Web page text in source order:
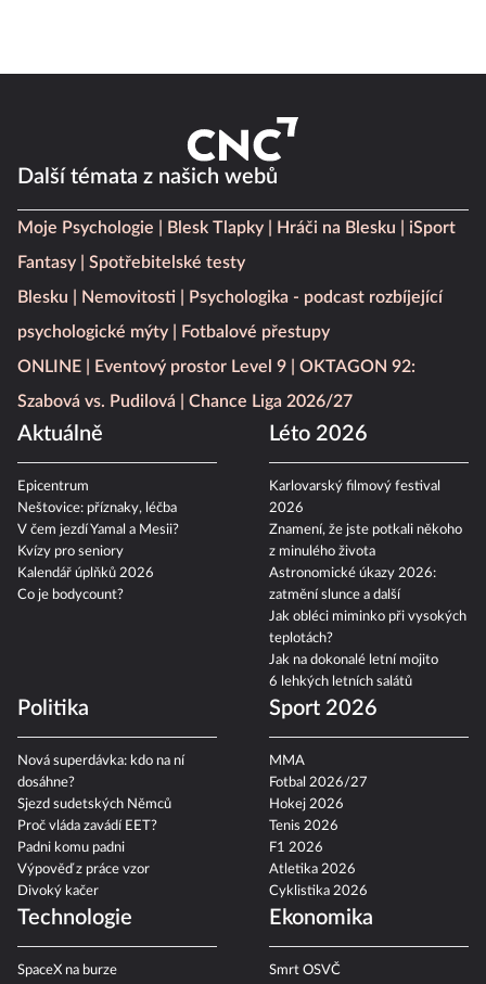
Další témata z našich webů
Moje Psychologie Blesk Tlapky Hráči na Blesku
iSport
Fantasy
Spotřebitelské testy
Blesku
Nemovitosti
Psychologika - podcast rozbíjející
psychologické mýty
Fotbalové přestupy
ONLINE
Eventový prostor Level 9
OKTAGON 92:
Szabová vs. Pudilová
Chance Liga 2026/27
Aktuálně
Epicentrum
Neštovice: příznaky, léčba
V čem jezdí Yamal a Mesii?
Kvízy pro seniory
Kalendář úplňků 2026
Co je bodycount?
Léto 2026
Karlovarský filmový festival
2026
Znamení, že jste potkali někoho
z minulého života
Astronomické úkazy 2026:
zatmění slunce a další
Jak obléci miminko při vysokých
teplotách?
Jak na dokonalé letní mojito
6 lehkých letních salátů
Politika
Nová superdávka: kdo na ní
dosáhne?
Sjezd sudetských Němců
Proč vláda zavádí EET?
Padni komu padni
Výpověď z práce vzor
Divoký kačer
Sport 2026
MMA
Fotbal 2026/27
Hokej 2026
Tenis 2026
F1 2026
Atletika 2026
Cyklistika 2026
Technologie
SpaceX na burze
Ekonomika
Smrt OSVČ